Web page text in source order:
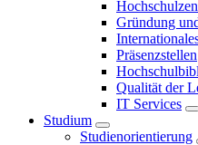
Gründung
Präsenzstellen
Qualität der
IT Services
Studium
Studienorientierung